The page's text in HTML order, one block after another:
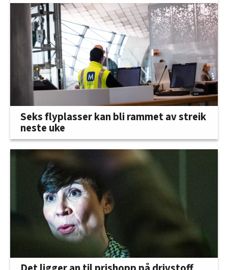
Seks flyplasser kan bli rammet av streik
neste uke